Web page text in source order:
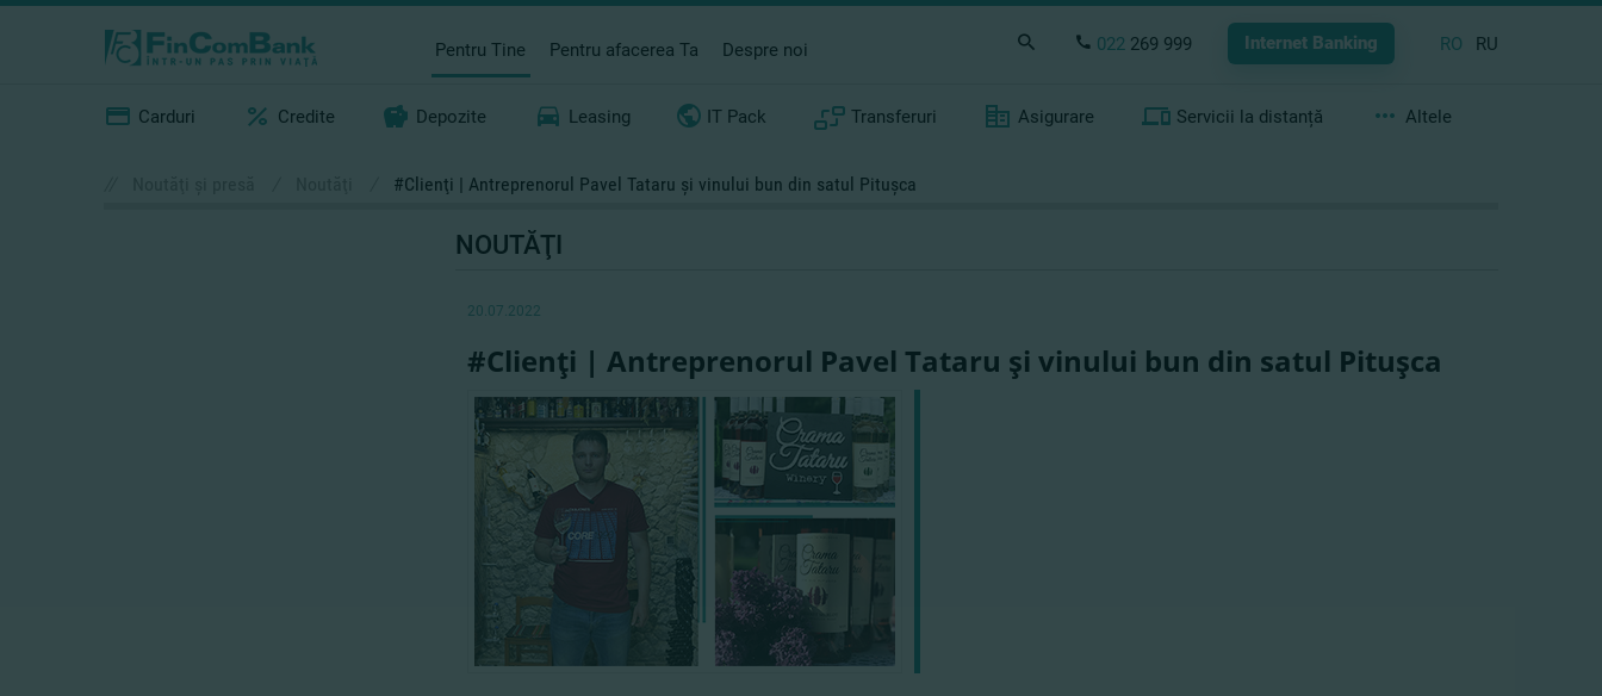
Pentru Tine Pentru afacerea Ta Despre noi 022 269 999 Internet Banking RO RU
Carduri Credite Depozite Leasing IT Pack Transferuri Asigurare Servicii la distanță Altele
#Clienţi | Antreprenorul Pavel Tataru şi vinului bun din satul Pituşca
NOUTĂŢI
20.07.2022
#Clienţi | Antreprenorul Pavel Tataru şi vinului bun din satul Pituşca